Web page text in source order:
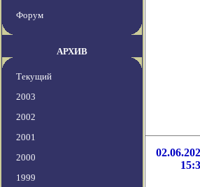
Форум
АРХИВ
Текущий
2003
2002
2001
2000
1999